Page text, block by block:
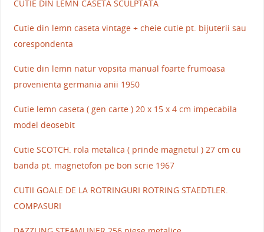
CUTIE DIN LEMN CASETA SCULPTATA
Cutie din lemn caseta vintage + cheie cutie pt. bijuterii sau
corespondenta
Cutie din lemn natur vopsita manual foarte frumoasa
provenienta germania anii 1950
Cutie lemn caseta ( gen carte ) 20 x 15 x 4 cm impecabila
model deosebit
Cutie SCOTCH. rola metalica ( prinde magnetul ) 27 cm cu
banda pt. magnetofon pe bon scrie 1967
CUTII GOALE DE LA ROTRINGURI ROTRING STAEDTLER.
COMPASURI